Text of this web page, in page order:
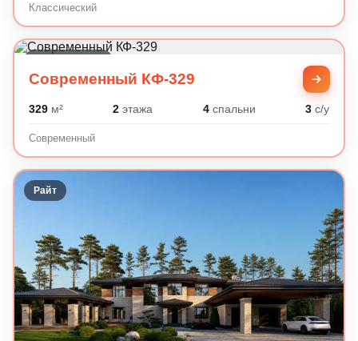
Классический
Современный КФ-329
329м² 2 этажа 4спальни 3 с/у
Современный
Райт